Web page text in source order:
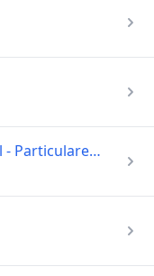
Cei - Centro Electrotecnico Integral - Particulares y Empres